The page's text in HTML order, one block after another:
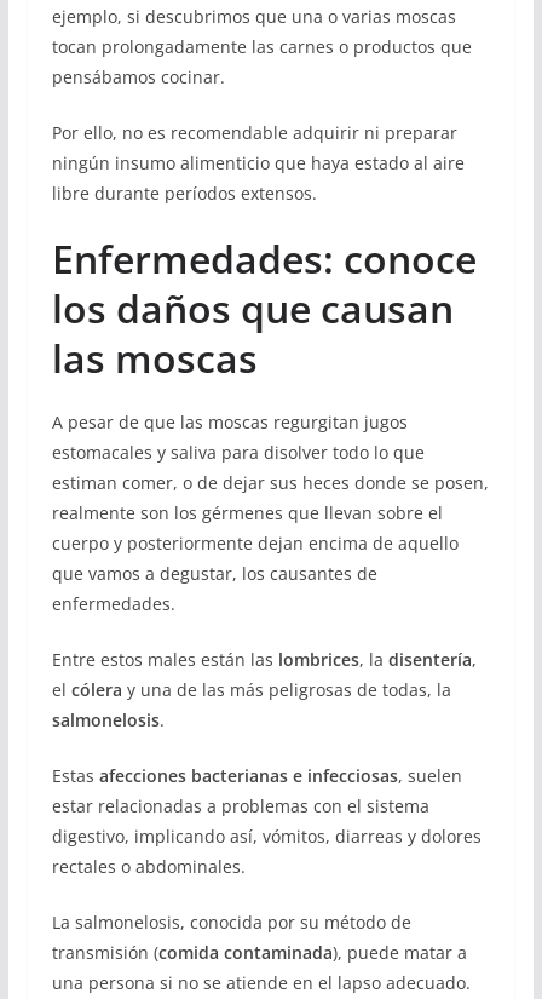
ejemplo, si descubrimos que una o varias moscas
tocan prolongadamente las carnes o productos que
pensábamos cocinar.
Por ello, no es recomendable adquirir ni preparar
ningún insumo alimenticio que haya estado al aire
libre durante períodos extensos.
Enfermedades: conoce
los daños que causan
las moscas
A pesar de que las moscas regurgitan jugos
estomacales y saliva para disolver todo lo que
estiman comer, o de dejar sus heces donde se posen,
realmente son los gérmenes que llevan sobre el
cuerpo y posteriormente dejan encima de aquello
que vamos a degustar, los causantes de
enfermedades.
Entre estos males están las lombrices, la disentería,
el cólera y una de las más peligrosas de todas, la
salmonelosis.
Estas afecciones bacterianas e infecciosas, suelen
estar relacionadas a problemas con el sistema
digestivo, implicando así, vómitos, diarreas y dolores
rectales o abdominales.
La salmonelosis, conocida por su método de
transmisión (comida contaminada), puede matar a
una persona si no se atiende en el lapso adecuado.